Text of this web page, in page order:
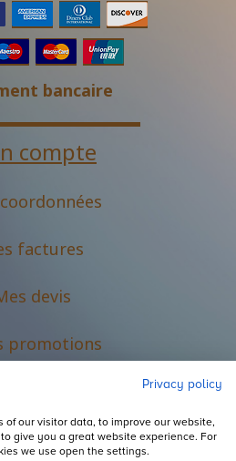
bancaire
compte
factures
devis
promotions
Privacy policy
of our visitor data, to improve our website,
give you a great website experience. For
we use open the settings.